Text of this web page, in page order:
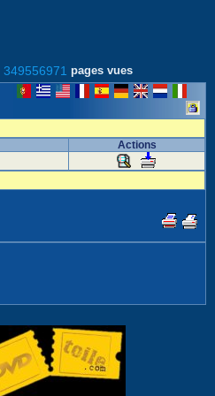
349556971 pages vues
Actions